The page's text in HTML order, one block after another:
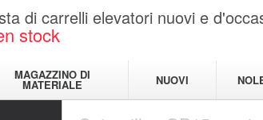
di carrelli elevatori nuovi e
stock
MAGAZZINO DI
MATERIALE NUOVI